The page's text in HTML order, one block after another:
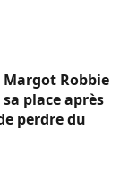
Robbie
place après
perdre du